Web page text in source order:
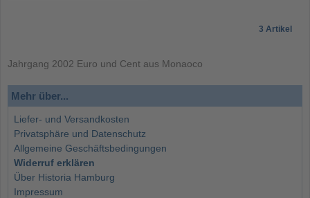
3 Artikel
Jahrgang 2002 Euro und Cent aus Monaoco
Mehr über...
Liefer- und Versandkosten
Privatsphäre und Datenschutz
Allgemeine Geschäftsbedingungen
Widerruf erklären
Über Historia Hamburg
Impressum